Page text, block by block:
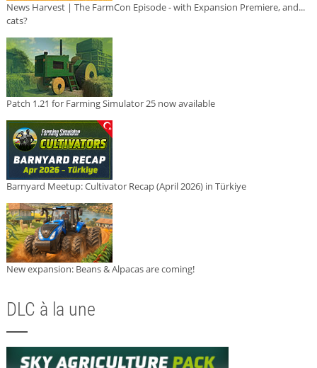
News Harvest | The FarmCon Episode - with Expansion Premiere, and...
cats?
Patch 1.21 for Farming Simulator 25 now available
Barnyard Meetup: Cultivator Recap (April 2026) in Türkiye
New expansion: Beans & Alpacas are coming!
DLC à la une